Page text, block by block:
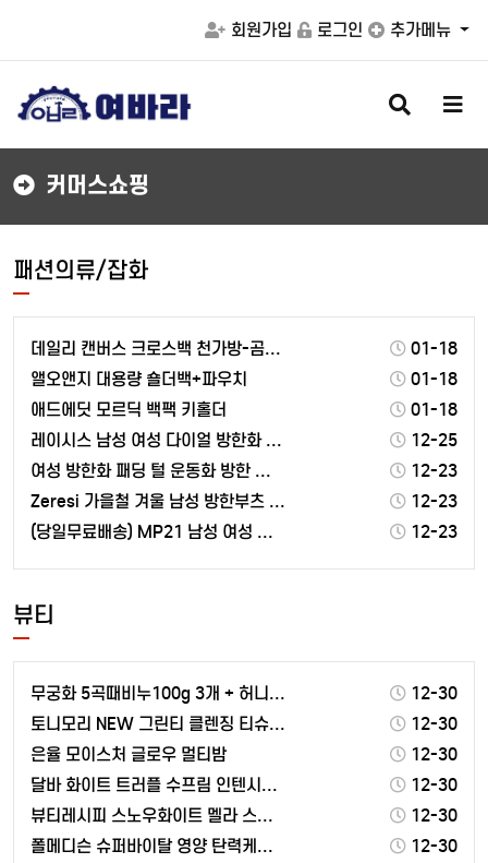
회원가입 로그인 추가메뉴
검
색
버
메
버
커머스쇼핑
패션의류/잡화
데일리 캔버스 크로스백 천가방-곰돌이 키링증정
01-18
앨오앤지 대용량 숄더백+파우치
01-18
애드에딧 모르딕 백팩 키홀더
01-18
레이시스 남성 여성 다이얼 방한화 털신발 털운동화 털부…
12-25
여성 방한화 패딩 털 운동화 방한 겨울 스니커즈 기모 …
12-23
Zeresi 가을철 겨울 남성 방한부츠 남자워커
12-23
(당일무료배송) MP21 남성 여성 겨울 방한 운동화 …
12-23
뷰티
무궁화 5곡때비누100g 3개 + 허니율피때비누100g…
12-30
토니모리 NEW 그린티 클렌징 티슈 세트
12-30
은율 모이스처 글로우 멀티밤
12-30
달바 화이트 트러플 수프림 인텐시브 세럼 100ml x…
12-30
뷰티레시피 스노우화이트 멜라 스탑 화이트닝 크림
12-30
폴메디슨 슈퍼바이탈 영양 탄력케어 아이크림
12-30